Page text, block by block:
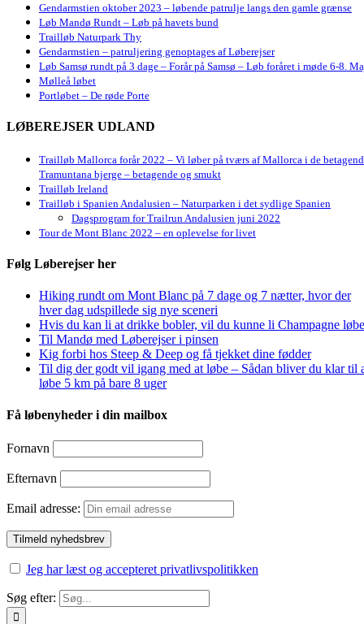
Gendarmstien oktober 2023 – løbende patrulje langs den gamle grænse
Løb Mandø Rundt – Løb på havets bund
Trailløb Naturpark Thy
Gendarmstien – patruljering genoptages af Løberejser
Løb Samsø rundt på 3 dage – Forår på Samsø – Løb foråret i møde 6-8.
Mølleå løbet
Portløbet – De røde Porte
LØBEREJSER UDLAND
Trailløb Mallorca forår 2022 – Vi løber på tværs af Mallorca i de
Tramuntana bjerge – betagende og smukt
Trailløb Ireland
Trailløb i Spanien Andalusien – Naturparken i det sydlige Spanien
Dagsprogram for Trailrun Andalusien juni 2022
Tour de Mont Blanc 2022 – en oplevelse for livet
Følg Løberejser her
Hiking rundt om Mont Blanc på 7 dage og 7 nætter, hvor der
hver dag udspillede sig nye sceneri
Hvis du kan li at drikke bobler, vil du kunne li Champagne
Til Mandø med Løberejser i pinsen
Kig forbi hos Steep & Deep og få tjekket dine fødder
Til dig der godt vil igang med at løbe – Sådan bliver du klar til
løbe 5 km på bare 8 uger
Få løbenyheder i din mailbox
Fornavn
Efternavn
Email adresse:
Jeg har læst og accepteret privatlivspolitikken
Søg efter: